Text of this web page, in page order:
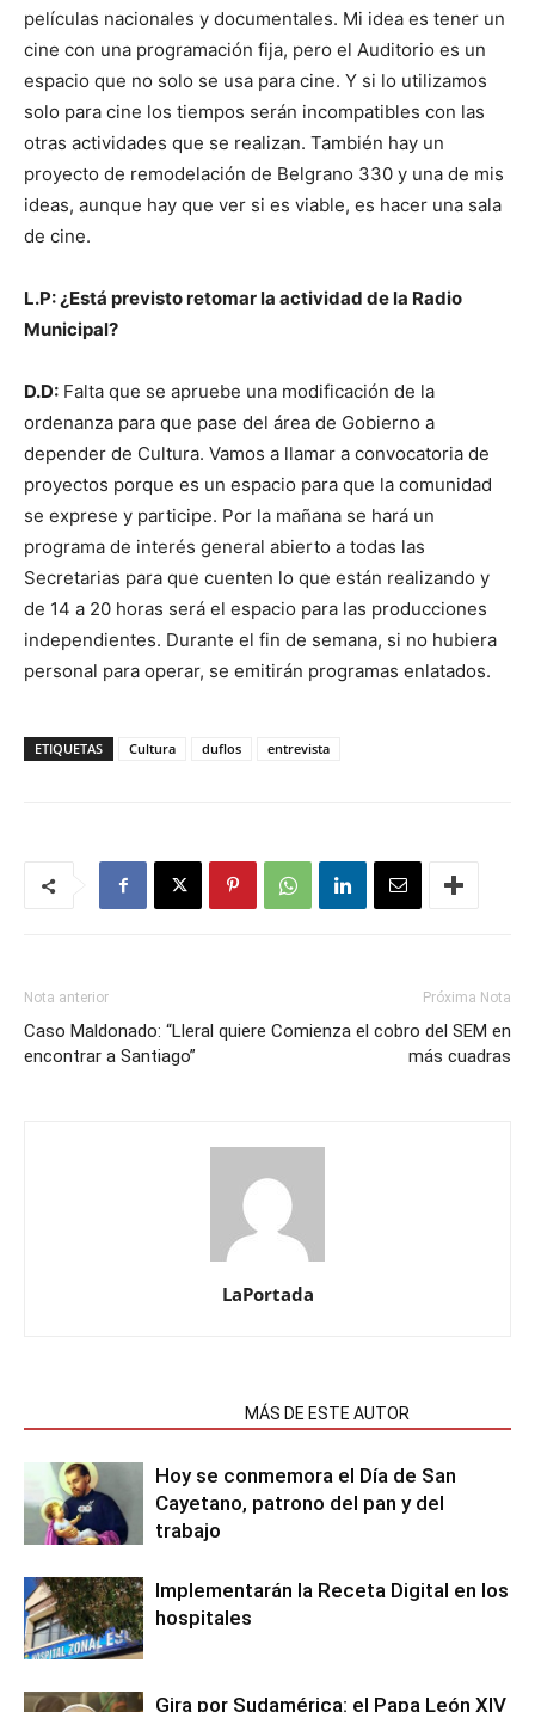
películas nacionales y documentales. Mi idea es tener un
cine con una programación fija, pero el Auditorio es un
espacio que no solo se usa para cine. Y si lo utilizamos
solo para cine los tiempos serán incompatibles con las
otras actividades que se realizan. También hay un
proyecto de remodelación de Belgrano 330 y una de mis
ideas, aunque hay que ver si es viable, es hacer una sala
de cine.
L.P: ¿Está previsto retomar la actividad de la Radio
Municipal?
D.D: Falta que se apruebe una modificación de la
ordenanza para que pase del área de Gobierno a
depender de Cultura. Vamos a llamar a convocatoria de
proyectos porque es un espacio para que la comunidad
se exprese y participe. Por la mañana se hará un
programa de interés general abierto a todas las
Secretarias para que cuenten lo que están realizando y
de 14 a 20 horas será el espacio para las producciones
independientes. Durante el fin de semana, si no hubiera
personal para operar, se emitirán programas enlatados.
ETIQUETAS Cultura duflos entrevista
Nota anterior
Caso Maldonado: “Lleral quiere
encontrar a Santiago”
Próxima Nota
Comienza el cobro del SEM en
más cuadras
LaPortada
MÁS DE ESTE AUTOR
Hoy se conmemora el Día de San
Cayetano, patrono del pan y del
trabajo
Implementarán la Receta Digital en los
hospitales
Gira por Sudamérica: el Papa León XIV